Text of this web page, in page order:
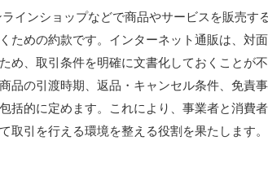
インショップなどで商品やサービスを販売す
ための約款です。インターネット通販は、対
め、取引条件を明確に文書化しておくことが
品の引渡時期、返品・キャンセル条件、免責
括的に定めます。これにより、事業者と消費
引を行える環境を整える役割を果たします。